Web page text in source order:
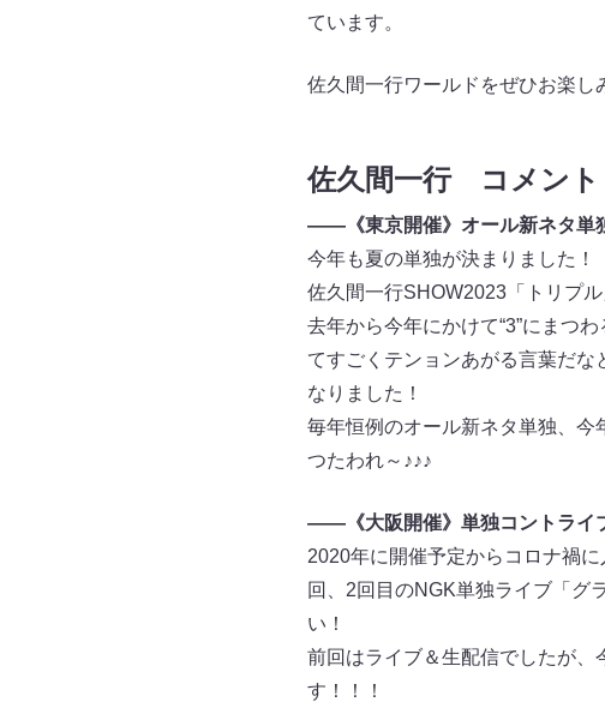
ています。
佐久間一行ワールドをぜひお楽し
佐久間一行 コメント
――《東京開催》オール新ネタ単
今年も夏の単独が決まりました！
佐久間一行SHOW2023「トリプル
去年から今年にかけて“3”にまつ
てすごくテンョンあがる言葉だ
なりました！
毎年恒例のオール新ネタ単独、今
つたわれ～♪♪♪
――《大阪開催》単独コントライ
2020年に開催予定からコロナ禍
回、2回目のNGK単独ライブ「グ
い！
前回はライブ＆生配信でしたが
す！！！